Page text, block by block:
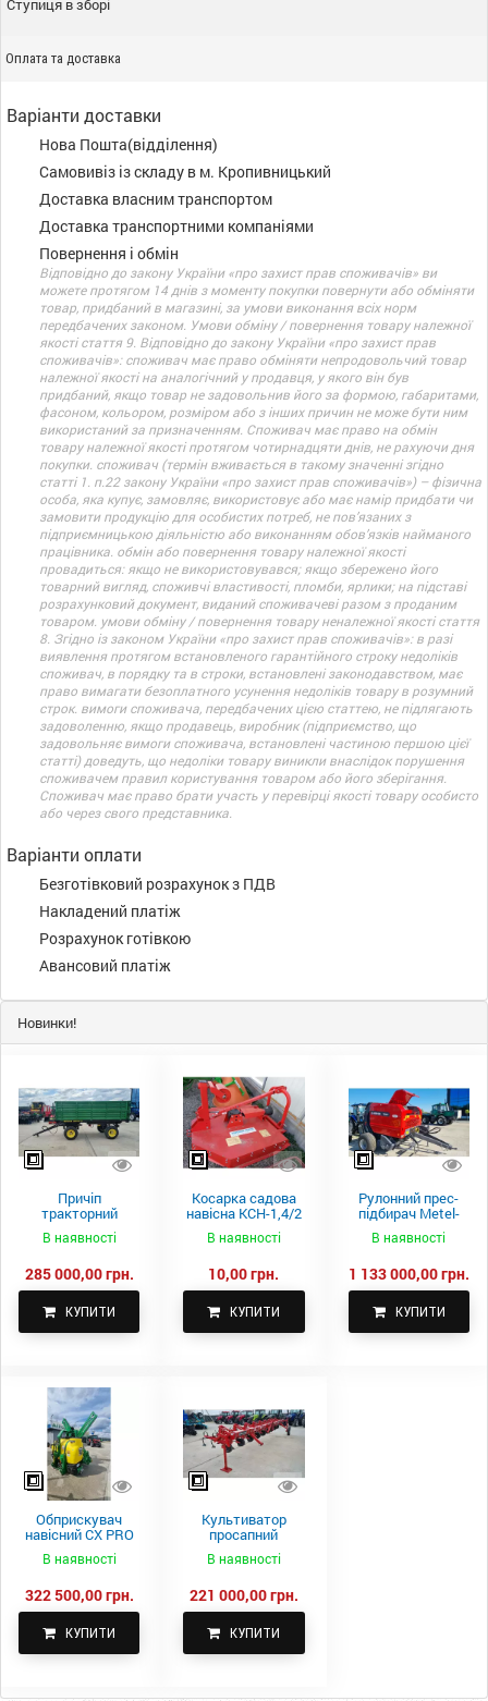
Ступиця в зборі
Оплата та доставка
Варіанти доставки
Нова Пошта(відділення)
Самовивіз із складу в м. Кропивницький
Доставка власним транспортом
Доставка транспортними компаніями
Повернення і обмін
Відповідно до закону України «про захист прав споживачів» ви
можете протягом 14 днів з моменту покупки повернути або обміняти
товар, придбаний в магазині, за умови виконання всіх норм
передбачених законом. Умови обміну / повернення товару належної
якості стаття 9. Відповідно до закону України «про захист прав
споживачів»: споживач має право обміняти непродовольчий товар
належної якості на аналогічний у продавця, у якого він був
придбаний, якщо товар не задовольнив його за формою, габаритами,
фасоном, кольором, розміром або з інших причин не може бути ним
використаний за призначенням. Споживач має право на обмін
товару належної якості протягом чотирнадцяти днів, не рахуючи дня
покупки. споживач (термін вживається в такому значенні згідно
статті 1. п.22 закону України «про захист прав споживачів») – фізична
особа, яка купує, замовляє, використовує або має намір придбати чи
замовити продукцію для особистих потреб, не пов’язаних з
підприємницькою діяльністю або виконанням обов’язків найманого
працівника. обмін або повернення товару належної якості
провадиться: якщо не використовувався; якщо збережено його
товарний вигляд, споживчі властивості, пломби, ярлики; на підставі
розрахунковий документ, виданий споживачеві разом з проданим
товаром. умови обміну / повернення товару неналежної якості стаття
8. Згідно із законом України «про захист прав споживачів»: в разі
виявлення протягом встановленого гарантійного строку недоліків
споживач, в порядку та в строки, встановлені законодавством, має
право вимагати безоплатного усунення недоліків товару в розумний
строк. вимоги споживача, передбачених цією статтею, не підлягають
задоволенню, якщо продавець, виробник (підприємство, що
задовольняє вимоги споживача, встановлені частиною першою цієї
статті) доведуть, що недоліки товару виникли внаслідок порушення
споживачем правил користування товаром або його зберігання.
Споживач має право брати участь у перевірці якості товару особисто
або через свого представника.
Варіанти оплати
Безготівковий розрахунок з ПДВ
Накладений платіж
Розрахунок готівкою
Авансовий платіж
Новинки!
Причіп
тракторний
самоскидний
Spike 2 ПТС-4
В наявності
285 000,00 грн.
КУПИТИ
Косарка садова
навісна КСН-1,4/2
В наявності
10,00 грн.
КУПИТИ
Рулонний прес-
підбирач Metel-
Fach Z 587
В наявності
1 133 000,00 грн.
КУПИТИ
Обприскувач
навісний CX PRO
В наявності
322 500,00 грн.
КУПИТИ
Культиватор
просапний
КПН-5,6-05
В наявності
221 000,00 грн.
КУПИТИ